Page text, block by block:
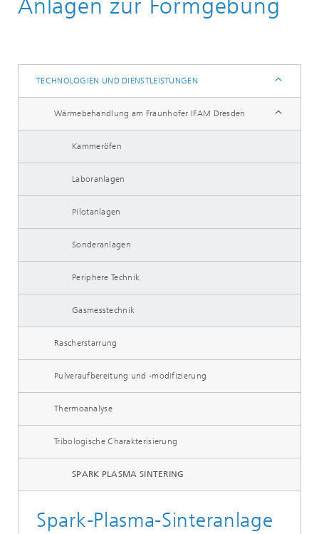
Technologien und Dienstleistungen
Anlagen zur Formgebung
TECHNOLOGIEN UND DIENSTLEISTUNGEN
Wärmebehandlung am Fraunhofer IFAM Dresden
Kammeröfen
Laboranlagen
Pilotanlagen
Sonderanlagen
Periphere Technik
Gasmesstechnik
Rascherstarrung
Pulveraufbereitung und -modifizierung
Thermoanalyse
Tribologische Charakterisierung
SPARK PLASMA SINTERING
Spark-Plasma-Sinteranlage